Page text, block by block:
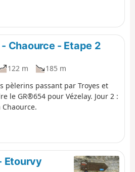
Chaource - Etape 2
122 m
185 m
pèlerins passant par Troyes et
le GR®654 pour Vézelay. Jour 2 :
Chaource.
Etourvy